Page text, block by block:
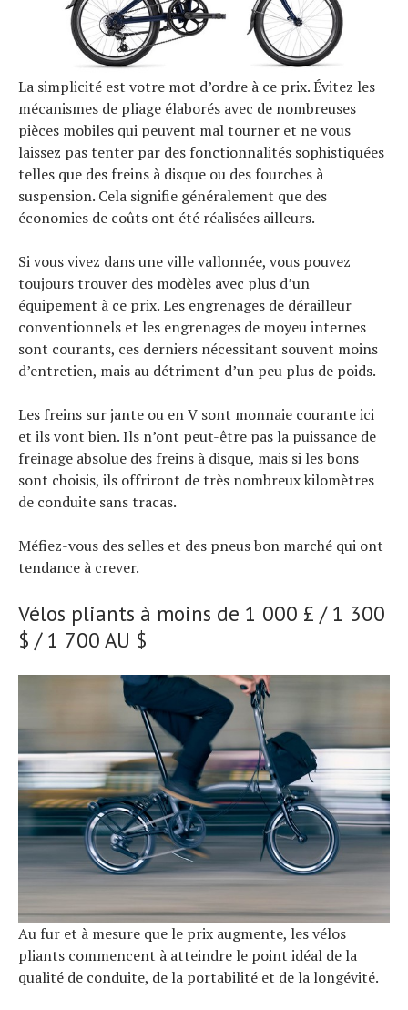
La simplicité est votre mot d’ordre à ce prix. Évitez les
mécanismes de pliage élaborés avec de nombreuses
pièces mobiles qui peuvent mal tourner et ne vous
laissez pas tenter par des fonctionnalités sophistiquées
telles que des freins à disque ou des fourches à
suspension. Cela signifie généralement que des
économies de coûts ont été réalisées ailleurs.
Si vous vivez dans une ville vallonnée, vous pouvez
toujours trouver des modèles avec plus d’un
équipement à ce prix. Les engrenages de dérailleur
conventionnels et les engrenages de moyeu internes
sont courants, ces derniers nécessitant souvent moins
d’entretien, mais au détriment d’un peu plus de poids.
Les freins sur jante ou en V sont monnaie courante ici
et ils vont bien. Ils n’ont peut-être pas la puissance de
freinage absolue des freins à disque, mais si les bons
sont choisis, ils offriront de très nombreux kilomètres
de conduite sans tracas.
Méfiez-vous des selles et des pneus bon marché qui ont
tendance à crever.
Vélos pliants à moins de 1 000 £ / 1 300
$ / 1 700 AU $
Au fur et à mesure que le prix augmente, les vélos
pliants commencent à atteindre le point idéal de la
qualité de conduite, de la portabilité et de la longévité.